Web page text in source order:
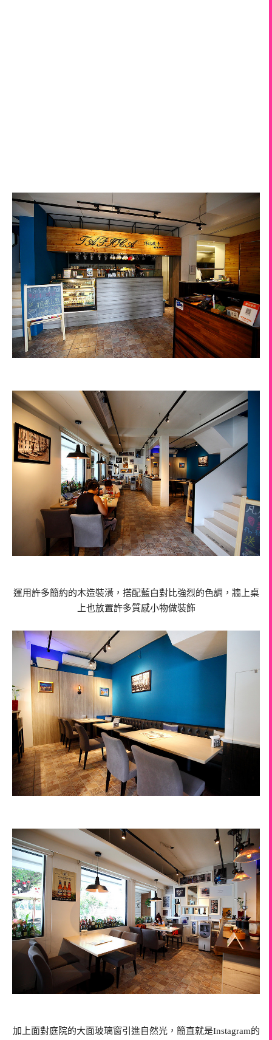
運用許多簡約的木造裝潢，搭配藍白對比強烈的色調，牆上桌
上也放置許多質感小物做裝飾
加上面對庭院的大面玻璃窗引進自然光，簡直就是Instagram的